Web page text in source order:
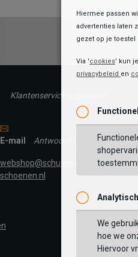
Klantenservice is gesloten
E-mail Antwoord binnen 24 uur
webshop@schuurman-
schoenen.nl
Hiermee passen
advertenties laten
gezet op je toestel
Via 'cookies' kun
privacybeleid en
We
hoe we
Hiervoor